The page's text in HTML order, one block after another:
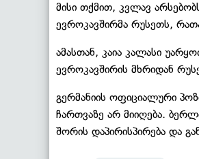
მისი თქმით, კვლავ
ევროკავშირმა რუსეთს,
ამასთან, კაია კალასი
ევროკავშირის მხრიდან
გერმანიის ოფიციალური
ჩართვაზე არ მიიღება.
შორის დაპირისპირება და